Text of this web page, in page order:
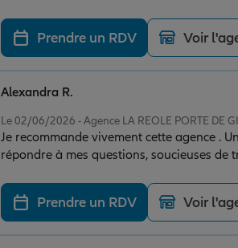
Prendre un RDV Voir
Le 02/06/2026 - Agence LA REOLE PORTE DE
Je recommande vivement cette agence .
répondre à mes questions, soucieuses
Alexandra R.
Prendre un RDV Voir